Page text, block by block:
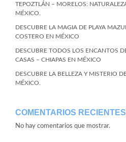
TEPOZTLÁN – MORELOS:
MÉXICO.
DESCUBRE LA MAGIA DE PLAYA
COSTERO EN MÉXICO
DESCUBRE TODOS LOS ENCANTOS
CASAS – CHIAPAS EN MÉXICO
DESCUBRE LA BELLEZA Y MISTERIO
MÉXICO.
COMENTARIOS RECIENTES
No hay comentarios que mostrar.